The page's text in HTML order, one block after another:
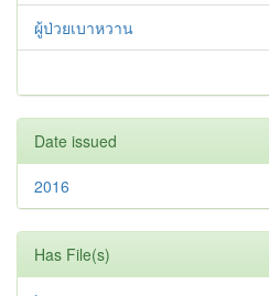
ผู้ป่วยเบาหวาน
Date issued
2016
Has File(s)